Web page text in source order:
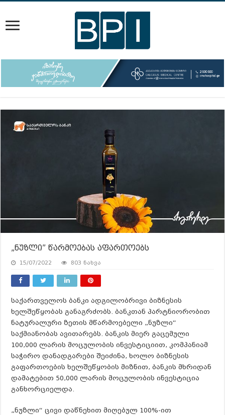
„ნუზლი” წარმოებას აფართოებს
15/07/2022 803 ნახვა
საქართველოს ბანკი ადგილობრივი ბიზნესის
ხელშეწყობას განაგრძობს. ბანკთან პარტნიორობით
ნატურალური ზეთის მწარმოებელი „ნუზლი“
საქმიანობას ავითარებს. ბანკის მიერ გაცემული
100,000 ლარის მოცულობის ინვესტიციით, კომპანიამ
საჭირო დანადგარები შეიძინა, ხოლო ბიზნესის
გაფართოების ხელშეწყობის მიზნით, ბანკის მხრიდან
დამატებით 50,000 ლარის მოცულობის ინვესტიცია
განხორციელდა.
„ნუზლი“ ცივი დაწნეხით მიღებულ 100%-ით